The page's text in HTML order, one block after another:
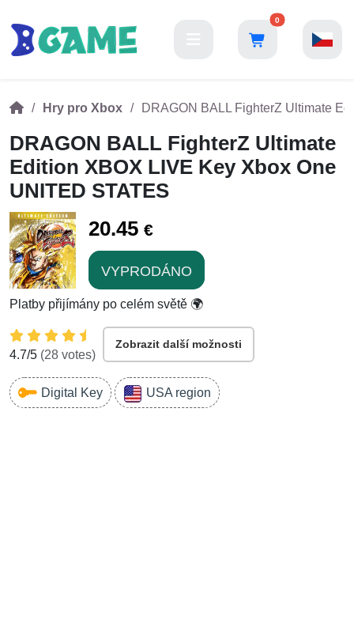
0
Hry pro Xbox DRAGON BALL FighterZ Ultimate
DRAGON BALL FighterZ Ultimate
Edition XBOX LIVE Key Xbox One
UNITED STATES
20.45 €
VYPRODÁNO
Platby přijímány po celém světě 🌍
4.7/5 (28 votes)
Zobrazit další možnosti
Digital Key USA region